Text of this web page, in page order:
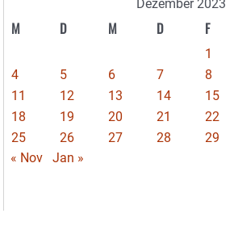
Dezember 2023
M D M D F
1
4
5 6 7 8
11
12 13 14 15
18
19 20 21 22
25
26 27 28 29
« Nov
Jan »